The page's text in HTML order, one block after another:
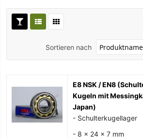
Sortieren nach
E8 NSK / EN8
Kugeln mit
Japan)
- Schulterkugellager
- 8 x 24 x 7 mm